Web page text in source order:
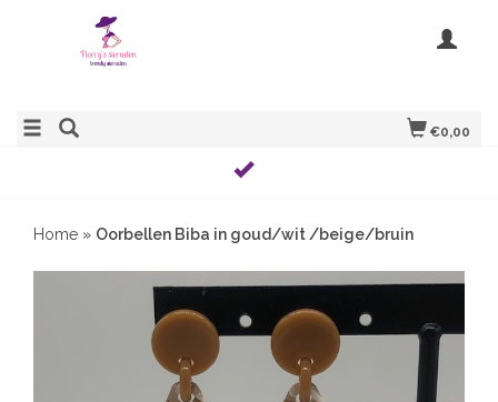
€0,00
Home » Oorbellen Biba in goud/wit /beige/bruin